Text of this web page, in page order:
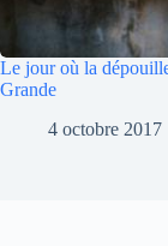
Le jour où la
Grande
4 octobre 2017